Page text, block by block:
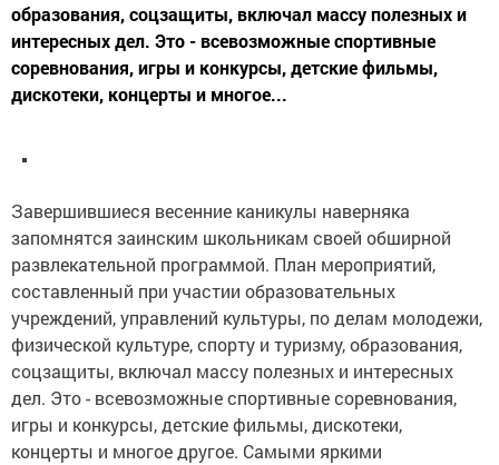
образования, соцзащиты, включал массу полезных и
интересных дел. Это - всевозможные спортивные
соревнования, игры и конкурсы, детские фильмы,
дискотеки, концерты и многое...
Завершившиеся весенние каникулы наверняка
запомнятся заинским школьникам своей обширной
развлекательной программой. План мероприятий,
составленный при участии образовательных
учреждений, управлений культуры, по делам молодежи,
физической культуре, спорту и туризму, образования,
соцзащиты, включал массу полезных и интересных
дел. Это - всевозможные спортивные соревнования,
игры и конкурсы, детские фильмы, дискотеки,
концерты и многое другое. Самыми яркими